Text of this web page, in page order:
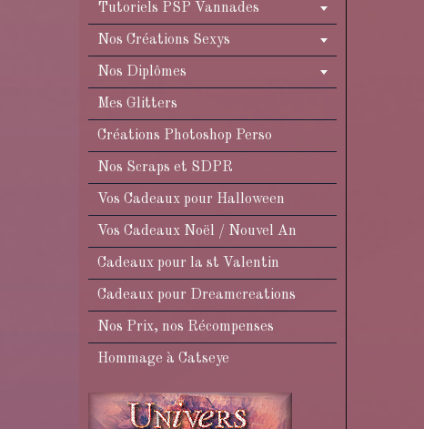
Tutoriels PSP Vannades
Nos Créations Sexys
Nos Diplômes
Mes Glitters
Créations Photoshop Perso
Nos Scraps et SDPR
Vos Cadeaux pour Halloween
Vos Cadeaux Noël / Nouvel An
Cadeaux pour la st Valentin
Cadeaux pour Dreamcreations
Nos Prix, nos Récompenses
Hommage à Catseye